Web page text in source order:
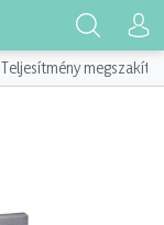
Teljesítmény